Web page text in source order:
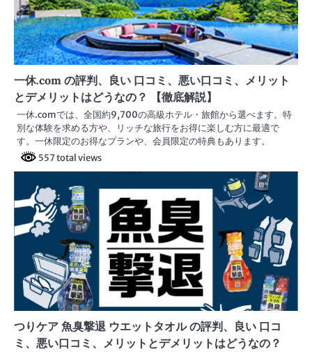
一休.com の評判、良い 口コミ、悪い口コミ、メリット
とデメリットはどうなの？ 【徹底解説】
一休.comでは、全国約9,700の高級ホテル・旅館から選べます。特
別な体験を求める方や、リッチな旅行をお得に楽しむ方に最適で
す。一休限定のお得なプランや、会員限定の特典もあります。
557 total views
つりケア 魚臭撃退 ウエットタオル の評判、良い 口コ
ミ、悪い口コミ、メリットとデメリットはどうなの？